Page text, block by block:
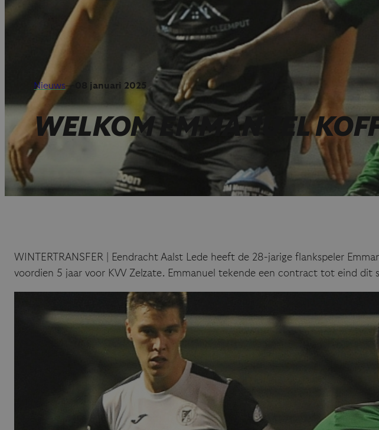
Nieuws— 08 januari 2025
WELKOM EMMANUEL
WINTERTRANSFER | Eendracht Aalst Lede heeft de 28-jarige flankspeler
voordien 5 jaar voor KVV Zelzate. Emmanuel tekende een contract tot eind dit